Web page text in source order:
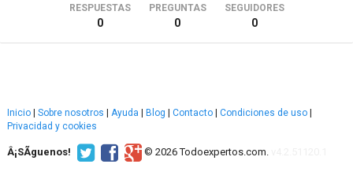
RESPUESTAS
0
PREGUNTAS
0
SEGUIDORES
0
Inicio Sobre nosotros Ayuda Blog Contacto Condiciones de uso
Privacidad y cookies
Â¡SÃ­guenos! © 2026 Todoexpertos.com.